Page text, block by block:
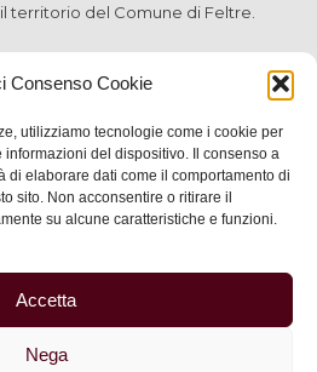
Consenso Cookie
utilizziamo tecnologie come i cookie per
del dispositivo. Il consenso a
di elaborare dati come il comportamento di
sito. Non acconsentire o ritirare il
su alcune caratteristiche e funzioni.
Accetta
Nega
territorio del Comune di Feltre.